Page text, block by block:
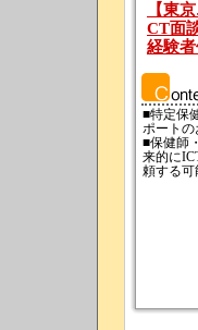
【東
CT面
経験
■特定保
ポートの
■保健師
来的に
頼する可